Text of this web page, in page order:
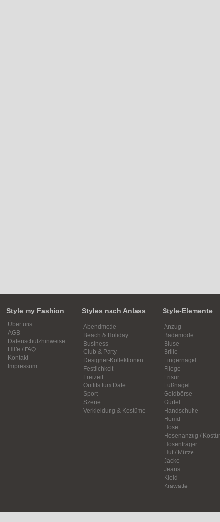
Style my Fashion
Über uns
AGB
Datenschutzhinweise
Hilfe / FAQ
Kontakt
Impressum
Styles nach Anlass
Abendmode
Beach & Holiday
Business
Club & Party
Designer-Kollektionen
Festlichkeit
Freizeit
Outfits fürs Date
Sport
Szene
Verkleidung & Kostüme
Style-Elemente
Anzug
Bademode
Bluse
Brille
Fingernägel
Fliege
Frisur
Fußnägel
Geldbörse
Gürtel
Handschuhe
Hemd
Hose
Hosenanzug /
Hosenträger
Hut / Mütze
Jacke
Jeans
Kleid
Krawatte